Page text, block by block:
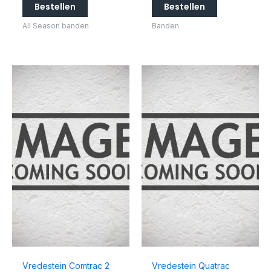
Bestellen
All Season banden
Bestellen
Banden
Vredestein Comtrac 2
Vredestein Quatrac